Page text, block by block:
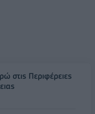
στις Περιφέρειες